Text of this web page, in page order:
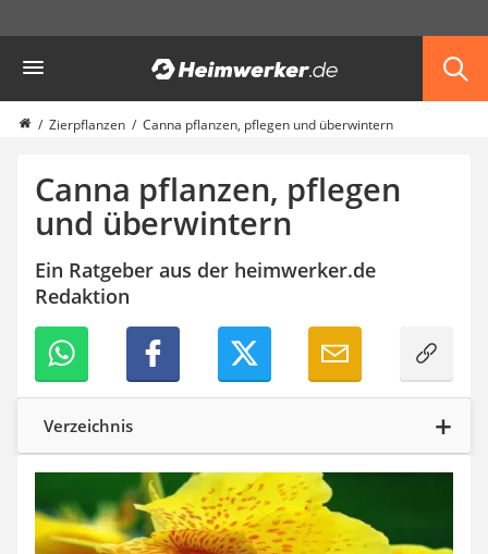
Garten
Akku-Laubsauger
Faltpavillon
Solar-Lichterkette außen
Teleskopleiter
Pavillon
Sichtschutzstreifen
Akku-Laubbläser
Akku-Vertikutierer
Koifutter
Kassettenmarkise
Bosch-Heckenschere
Stihl-Laubbläser
Minidumper
Auffahrrampe
Zierpflanzen Canna pflanzen, pflegen und überwintern
Canna pflanzen, pflegen
und überwintern
Ein Ratgeber aus der heimwerker.de
Redaktion
Verzeichnis